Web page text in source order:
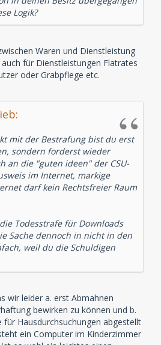
Logik?
Waren und Dienstleistung
für Dienstleistungen Flatrates
oder Grabpflege etc.
mit der Bestrafung bist du erst
sondern forderst wieder
an die "guten ideen" der CSU-
im Internet, markige
darf kein Rechtsfreier Raum
Todesstrafe für Downloads
Sache dennoch in nicht in den
weil du die Schuldigen
wir leider a. erst Abmahnen
bewirken zu können und b.
für Hausdurchsuchungen abgestellt
ein Computer im Kinderzimmer